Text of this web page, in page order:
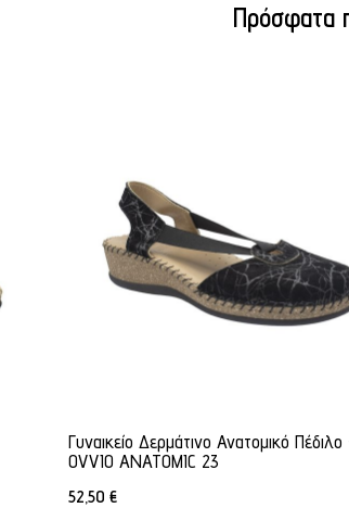
Πρόσφατα
Γυναικείο Δερμάτινο Ανατομικό
OVVIO ANATOMIC 23
52,50 €